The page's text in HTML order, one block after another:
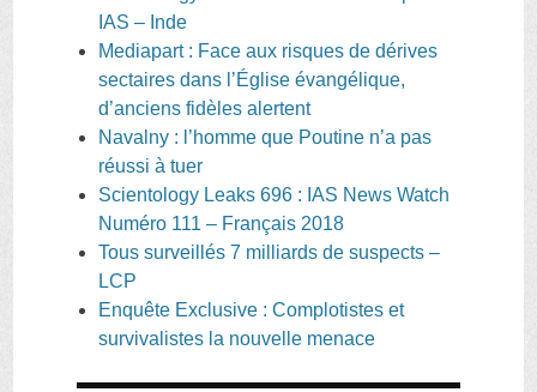
IAS – Inde
Mediapart : Face aux risques de dérives
sectaires dans l’Église évangélique,
d’anciens fidèles alertent
Navalny : l’homme que Poutine n’a pas
réussi à tuer
Scientology Leaks 696 : IAS News Watch
Numéro 111 – Français 2018
Tous surveillés 7 milliards de suspects –
LCP
Enquête Exclusive : Complotistes et
survivalistes la nouvelle menace